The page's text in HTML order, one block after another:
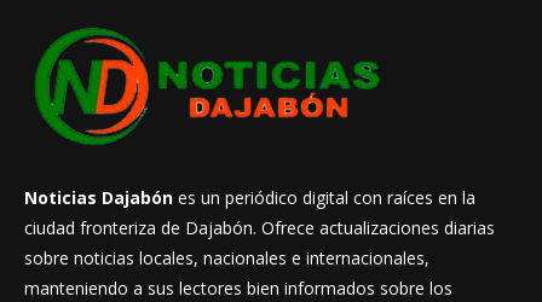
Noticias Dajabón es un periódico digital con raíces en la
ciudad fronteriza de Dajabón. Ofrece actualizaciones diarias
sobre noticias locales, nacionales e internacionales,
manteniendo a sus lectores bien informados sobre los